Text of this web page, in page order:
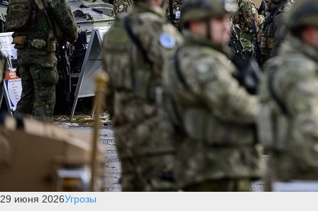
29 июня 2026Угрозы